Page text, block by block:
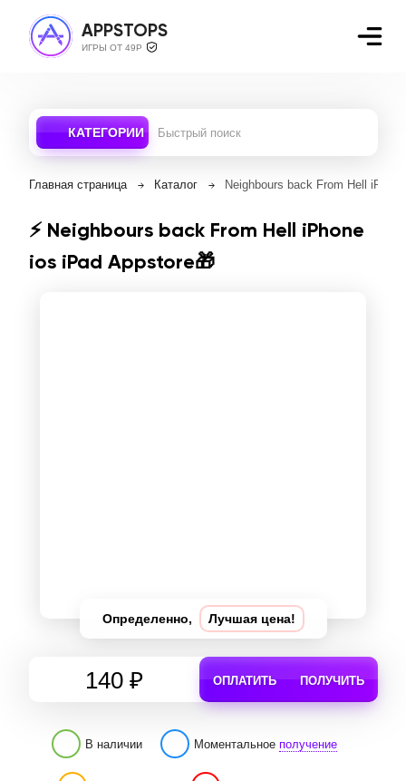
APPSTOPS
ИГРЫ ОТ 49Р
КАТЕГОРИИ
Главная страница Каталог Neighbours back From Hell
⚡️ Neighbours back From Hell iPhone
ios iPad Appstore🎁
Определенно, Лучшая цена!
140 ₽ ОПЛАТИТЬ ПОЛУЧИТЬ
В наличии Моментальное получение